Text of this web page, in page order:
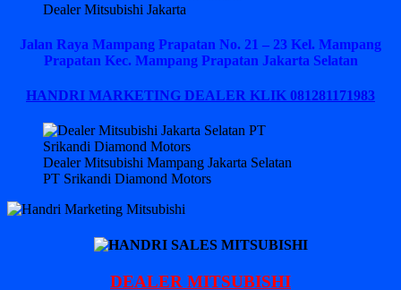
Dealer Mitsubishi Jakarta
Jalan Raya Mampang Prapatan No. 21 – 23 Kel. Mampang
Prapatan Kec. Mampang Prapatan Jakarta Selatan
HANDRI MARKETING DEALER KLIK 081281171983
Dealer Mitsubishi Mampang Jakarta Selatan
PT Srikandi Diamond Motors
DEALER MITSUBISHI